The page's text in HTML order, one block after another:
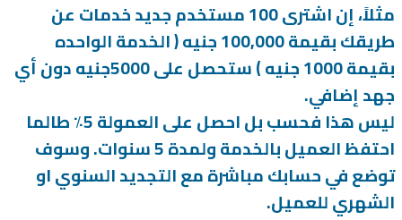
مثلاً، إن اشترى 100 مستخدم جديد خدمات عن
طريقك بقيمة 100,000 جنيه ( الخدمة الواحده
بقيمة 1000 جنيه ) ستحصل على 5000جنيه دون أي
جهد إضافي.
ليس هذا فحسب بل احصل على العمولة 5٪ طالما
احتفظ العميل بالخدمة ولمدة 5 سنوات. وسوف
توضع في حسابك مباشرة مع التجديد السنوي او
الشهري للعميل.